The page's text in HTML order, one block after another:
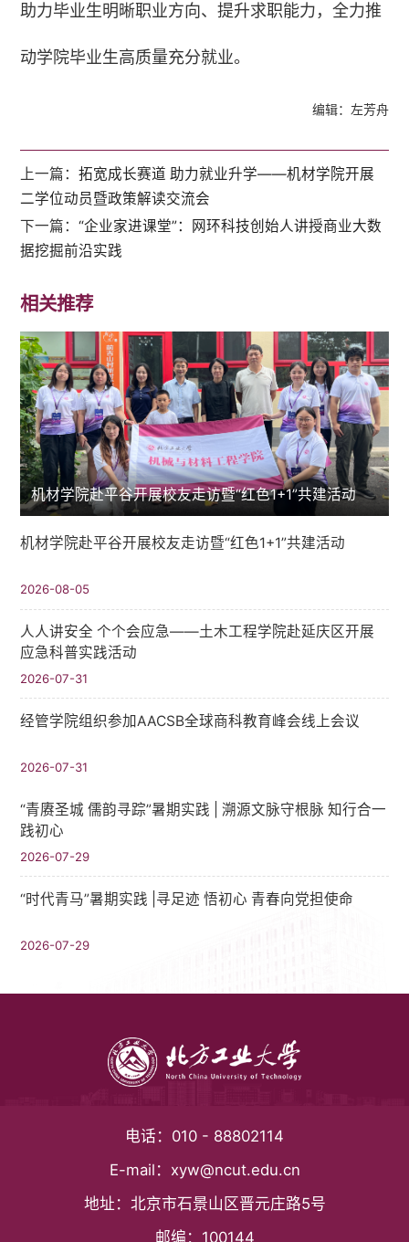
助力毕业生明晰职业方向、提升求职能力，全力推
动学院毕业生高质量充分就业。
编辑：左芳舟
上一篇：拓宽成长赛道 助力就业升学——机材学院开展
二学位动员暨政策解读交流会
下一篇：“企业家进课堂”：网环科技创始人讲授商业大数
据挖掘前沿实践
相关推荐
机材学院赴平谷开展校友走访暨“红色1+1”共建活动
机材学院赴平谷开展校友走访暨“红色1+1”共建活动
2026-08-05
人人讲安全 个个会应急——土木工程学院赴延庆区开展
应急科普实践活动
2026-07-31
经管学院组织参加AACSB全球商科教育峰会线上会议
2026-07-31
“青赓圣城 儒韵寻踪”暑期实践​ | 溯源文脉守根脉 知行合一
践初心
2026-07-29
“时代青马”暑期实践 |寻足迹 悟初心 青春向党担使命
2026-07-29
电话： 010 - 88802114
E-mail： xyw@ncut.edu.cn
地址： 北京市石景山区晋元庄路5号
邮编： 100144